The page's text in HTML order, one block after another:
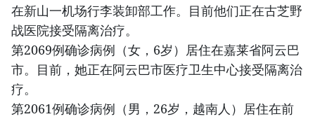
在新山一机场行李装卸部工作。目前他们正在古芝野
战医院接受隔离治疗。
第2069例确诊病例（女，6岁）居住在嘉莱省阿云巴
市。目前，她正在阿云巴市医疗卫生中心接受隔离治
疗。
第2061例确诊病例（男，26岁，越南人）居住在前